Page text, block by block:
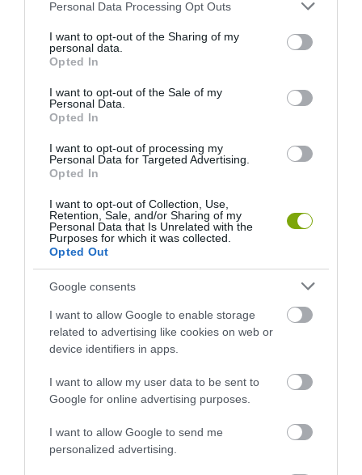
not limited to your visit or usage behaviour. You may click to
grant or deny consent to Google and its third-party tags to
use your data for below specified purposes in below Google
consent section.
Personal Data Processing Opt Outs
I want to opt-out of the Sharing of my
personal data.
Opted In
I want to opt-out of the Sale of my
Personal Data.
Opted In
I want to opt-out of processing my
Personal Data for Targeted Advertising.
Opted In
I want to opt-out of Collection, Use,
Retention, Sale, and/or Sharing of my
Personal Data that Is Unrelated with the
Purposes for which it was collected.
Opted Out
Google consents
I want to allow Google to enable storage
related to advertising like cookies on web or
device identifiers in apps.
I want to allow my user data to be sent to
Google for online advertising purposes.
I want to allow Google to send me
personalized advertising.
A NAP, AMIKOR KOLUMBUSZ RÁTALÁLT A FÖLDI
MEGVÁLTOZTATOTT
KÖVETKEZŐ CIKK
IZLAND – A SZÚNYOGMENTES SZIGET, AMI LASSAN ELVESZÍTI